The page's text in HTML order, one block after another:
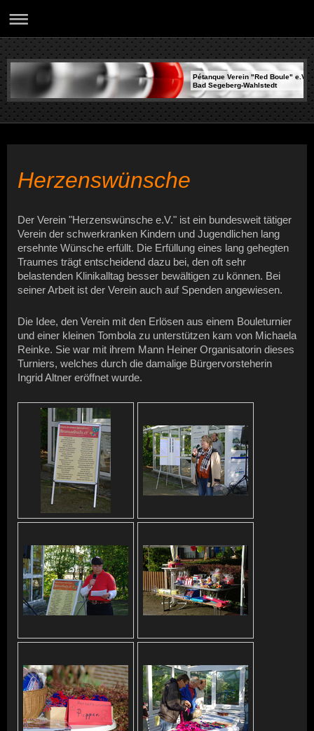
Pétanque Verein "Red Boule" e.V.
Bad Segeberg-Wahlstedt
Herzenswünsche
Der Verein "Herzenswünsche e.V." ist ein bundesweit tätiger
Verein der schwerkranken Kindern und Jugendlichen lang
ersehnte Wünsche erfüllt. Die Erfüllung eines lang gehegten
Traumes trägt entscheidend dazu bei, den oft sehr
belastenden Klinikalltag besser bewältigen zu können. Bei
seiner Arbeit ist der Verein auch auf Spenden angewiesen.
Die Idee, den Verein mit den Erlösen aus einem Bouleturnier
und einer kleinen Tombola zu unterstützen kam von Michaela
Reinke. Sie war mit ihrem Mann Heiner Organisatorin dieses
Turniers, welches durch die damalige Bürgervorsteherin
Ingrid Altner eröffnet wurde.